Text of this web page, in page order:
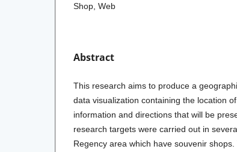
Shop, Web
Abstract
This research aims to produce a
data visualization containing the location
information and directions that will be
research targets were carried out in
Regency area which have souvenir